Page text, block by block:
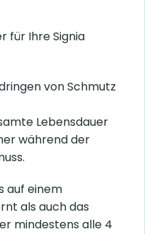
für Ihre Signia
von Schmutz
Lebensdauer
während der
auf einem
als auch das
mindestens alle 4